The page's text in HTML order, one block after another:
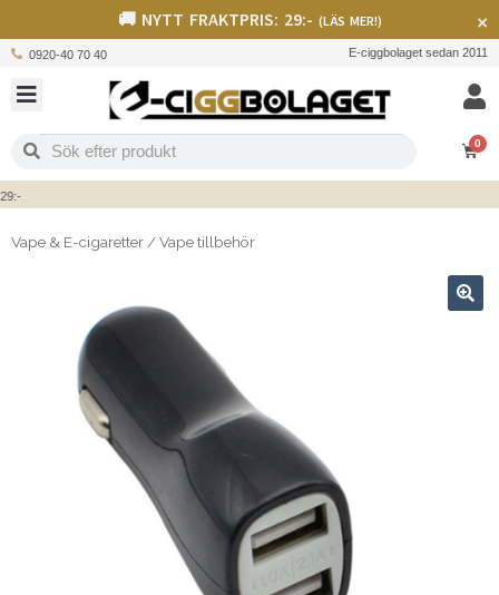
🚚 NYTT FRAKTPRIS: 29:- (LÄS MER!) ×
0920-40 70 40 E-ciggbolaget sedan 2011
0
Vape & E-cigaretter /Vape tillbehör